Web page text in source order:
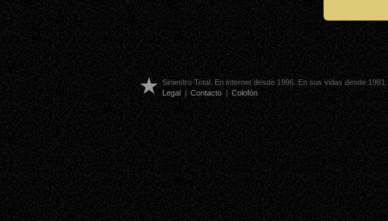
Siniestro Total. En internet desde 1996. En sus vidas desde 1981.
Legal | Contacto | Colofón